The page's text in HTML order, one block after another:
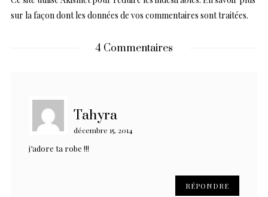
sur la façon dont les données de vos commentaires sont traitées.
4 Commentaires
Tahyra
décembre 15, 2014
j’adore ta robe !!!
RÉPONDRE